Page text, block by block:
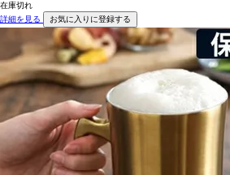
在庫切れ
詳細を見る
お気に入りに登録する